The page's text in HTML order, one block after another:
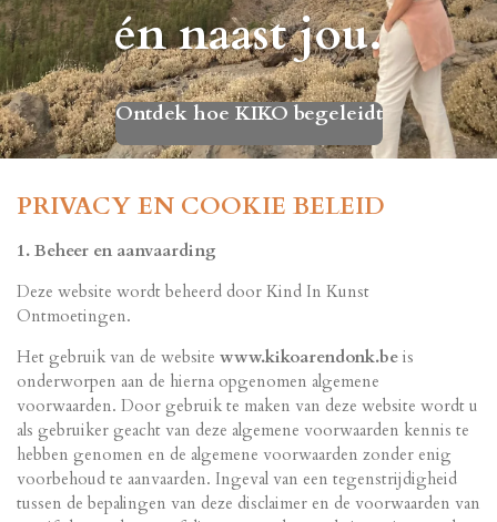
én naast jou.
Ontdek hoe KIKO begeleidt
PRIVACY EN COOKIE BELEID
1. Beheer en aanvaarding
Deze website wordt beheerd door Kind In Kunst
Ontmoetingen.
Het gebruik van de website www.kikoarendonk.be is
onderworpen aan de hierna opgenomen algemene
voorwaarden. Door gebruik te maken van deze website wordt u
als gebruiker geacht van deze algemene voorwaarden kennis te
hebben genomen en de algemene voorwaarden zonder enig
voorbehoud te aanvaarden. Ingeval van een tegenstrijdigheid
tussen de bepalingen van deze disclaimer en de voorwaarden van